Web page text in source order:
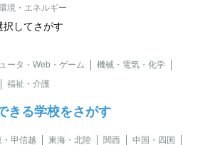
境・エネルギー
択してさがす
ータ・Web・ゲーム
機械・電気・化学
福祉・介護
きる学校をさがす
・甲信越 東海・北陸 関西
中国・四国